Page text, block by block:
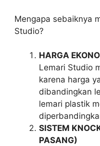
Mengapa sebaiknya
Studio?
HARGA
Lemari Studio
karena harga
dibandingkan
lemari plastik
SISTEM
PASANG)